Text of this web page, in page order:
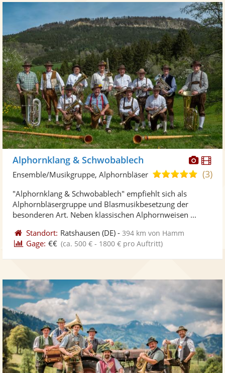
Alphornklang & Schwobablech
5,0(3)
Ensemble/Musikgruppe, Alphornbläser
"Alphornklang & Schwobablech" empfiehlt sich als
Alphornbläsergruppe und Blasmusikbesetzung der
besonderen Art. Neben klassischen Alphornweisen ...
Standort: Ratshausen (DE) -394 km von Hamm
Gage: €€ (ca. 500 € - 1800 € pro Auftritt)